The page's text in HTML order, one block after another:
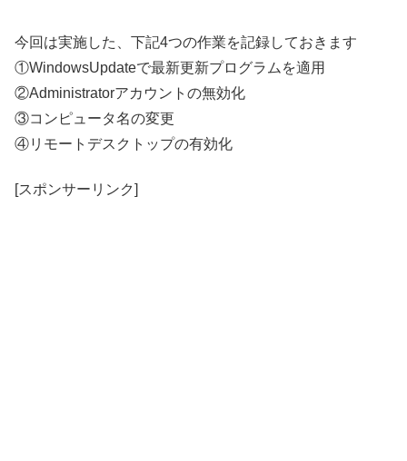
今回は実施した、下記4つの作業を記録しておきます
①WindowsUpdateで最新更新プログラムを適用
②Administratorアカウントの無効化
③コンピュータ名の変更
④リモートデスクトップの有効化
[スポンサーリンク]